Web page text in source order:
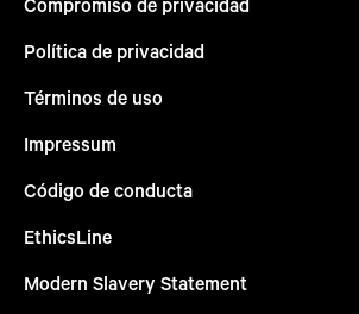
Política de privacidad
Términos de uso
Impressum
Código de conducta
EthicsLine
Modern Slavery Statement